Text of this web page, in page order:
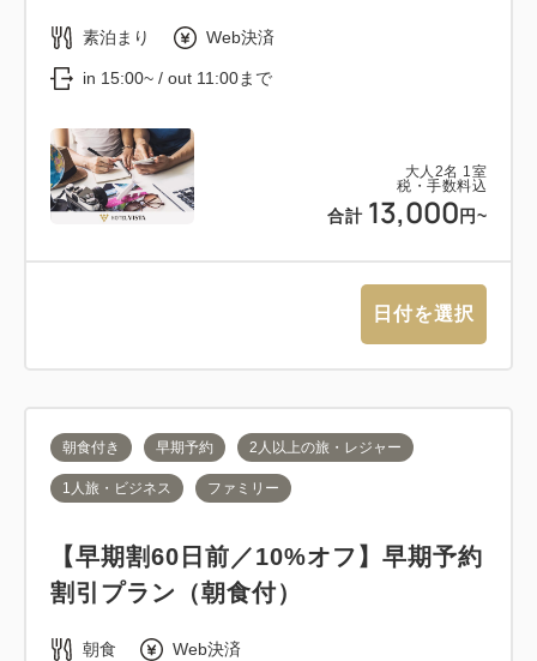
大人 2名 1室
税・手数料込
合計 13,000 円~
素泊まり Web決済
in 15:00~ / out 11:00まで
日付を選択
朝食付き 早期予約 2人以上の旅・レジャー
1人旅・ビジネス ファミリー
【早期割60日前／10%オフ】早期予約
割引プラン（朝食付）
朝食 Web決済